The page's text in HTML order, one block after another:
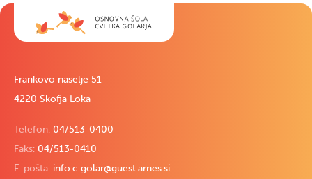
Frankovo naselje 51
4220 Škofja Loka
Telefon: 04/513-0400
Faks: 04/513-0410
E-pošta: info.c-golar@guest.arnes.si